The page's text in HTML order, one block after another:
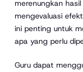
merenungkan
mengevaluasi
ini penting untuk
apa yang perlu
Guru dapat